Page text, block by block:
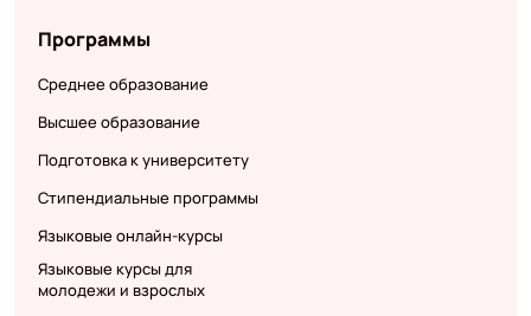
Программы
Среднее образование
Высшее образование
Подготовка к университету
Стипендиальные программы
Языковые онлайн-курсы
Языковые курсы для
молодежи и взрослых